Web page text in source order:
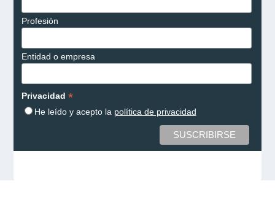
Profesión
Entidad o empresa
Privacidad *
He leído y acepto la política de privacidad